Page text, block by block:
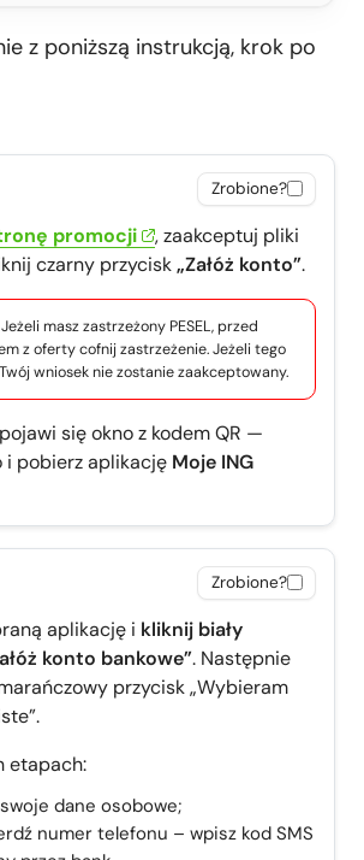
z poniższą instrukcją, krok po
Zrobione?
promocji
, zaakceptuj pliki
czarny przycisk„Załóż konto”.
masz zastrzeżony PESEL, przed
z oferty cofnij zastrzeżenie. Jeżeli tego
wniosek nie zostanie zaakceptowany.
się okno z kodem QR —
i pobierz aplikację Moje ING
Zrobione?
aplikację i kliknij biały
konto bankowe”. Następnie
przycisk „Wybieram
etapach:
dane osobowe;
numer telefonu – wpisz kod SMS